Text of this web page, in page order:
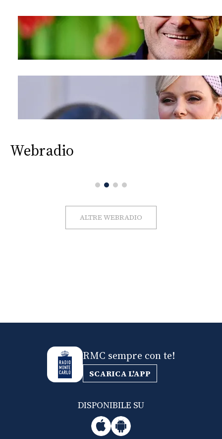
Webradio
ALTRE WEBRADIO
RMC sempre con te!
SCARICA L'APP
DISPONIBILE SU